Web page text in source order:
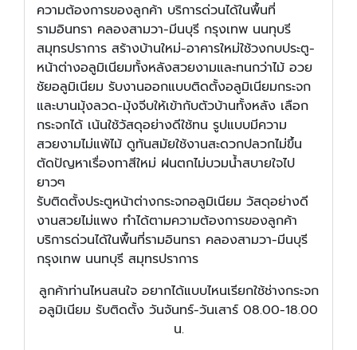
ความต้องการของลูกค้า บริการด่วนได้ในพื้นที่
รามอินทรา คลองสามวา-มีนบุรี กรุงเทพ นนทุบรี
สมุทรปราการ สร้างบ้านใหม่-อาคารใหม่ใช้วงกบประตู-
หน้าต่างอลูมิเนียมทั้งหลังสวยงามและทนกว่าไม้ อวย
ชัยอลูมิเนียม รับงานออกแบบติดตั้งอลูมิเนียมกระจก
และบานมุ้งลวด-มุ้งจีบให้เข้ากับตัวบ้านทั้งหลัง เลือก
กระจกได้ เน้นใช้วัสดุอย่างดีใช้ทน รูปแบบมีความ
สวยงามไม่แพ้ไม้ ดูทันสมัยใช้งานสะดวกปลวกไม่ขึ้น
ตัดปัญหาเรื่องทาสีใหม่ ฝนตกไม่บวมน้ำสบายใจไป
ยาวๆ
รับติดตั้งประตูหน้าต่างกระจกอลูมิเนียม วัสดุอย่างดี
งานสวยไม่แพง ทำได้ตามความต้องการของลูกค้า
บริการด่วนได้ในพื้นที่รามอินทรา คลองสามวา-มีนบุรี
กรุงเทพ นนทบุรี สมุทรปราการ
ลูกค้าท่านไหนสนใจ อยากได้แบบไหนเรียกใช้ช่างกระจก
อลูมิเนียม รับติดตั้ง วันจันทร์-วันเสาร์ 08.00-18.00
น.